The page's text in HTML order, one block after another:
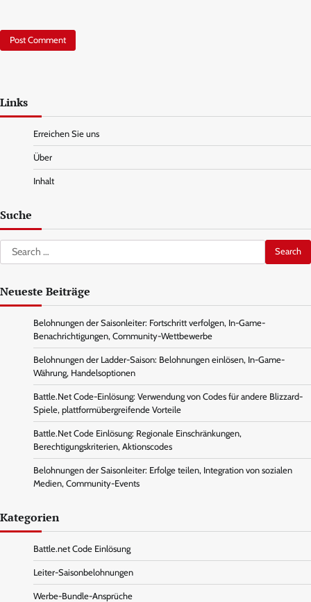
Links
Erreichen Sie uns
Über
Inhalt
Suche
Search
for:
Neueste Beiträge
Belohnungen der Saisonleiter: Fortschritt verfolgen, In-Game-
Benachrichtigungen, Community-Wettbewerbe
Belohnungen der Ladder-Saison: Belohnungen einlösen, In-Game-
Währung, Handelsoptionen
Battle.Net Code-Einlösung: Verwendung von Codes für andere Blizzard-
Spiele, plattformübergreifende Vorteile
Battle.Net Code Einlösung: Regionale Einschränkungen,
Berechtigungskriterien, Aktionscodes
Belohnungen der Saisonleiter: Erfolge teilen, Integration von sozialen
Medien, Community-Events
Kategorien
Battle.net Code Einlösung
Leiter-Saisonbelohnungen
Werbe-Bundle-Ansprüche